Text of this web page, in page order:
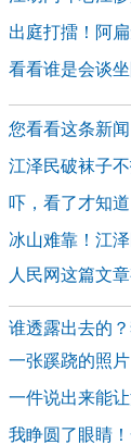
出庭打擂！阿
看看谁是会谈
您看看这条新
江泽民破袜子
吓，看了才知
冰山难靠！江
人民网这篇文
谁透露出去的
一张蹊跷的照
一件说出来能
我睁圆了眼睛